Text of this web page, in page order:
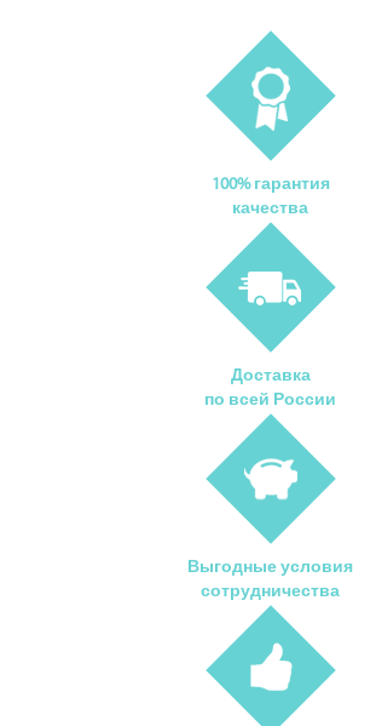
100% гарантия
качества
Доставка
по всей России
Выгодные условия
сотрудничества